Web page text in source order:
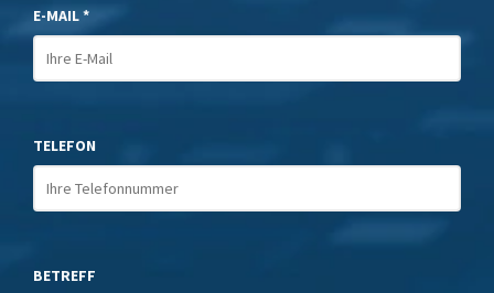
E-MAIL *
TELEFON
BETREFF